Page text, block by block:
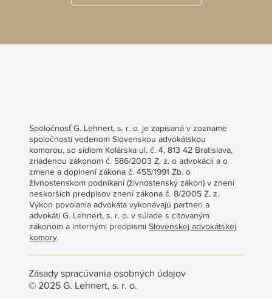
Spoločnosť G. Lehnert, s. r. o. je zapísaná v zozname
spoločností vedenom Slovenskou advokátskou
komorou, so sídlom Kolárska ul. č. 4, 813 42 Bratislava,
zriadenou zákonom č. 586/2003 Z. z. o advokácii a o
zmene a doplnení zákona č. 455/1991 Zb. o
živnostenskom podnikaní (živnostenský zákon) v znení
neskorších predpisov znení zákona č. 8/2005 Z. z.
Výkon povolania advokáta vykonávajú partneri a
advokáti G. Lehnert, s. r. o. v súlade s citovaným
zákonom a internými predpismiSlovenskej advokátskej
komory.
Zásady spracúvania osobných údajov
© 2025 G. Lehnert, s. r. o.